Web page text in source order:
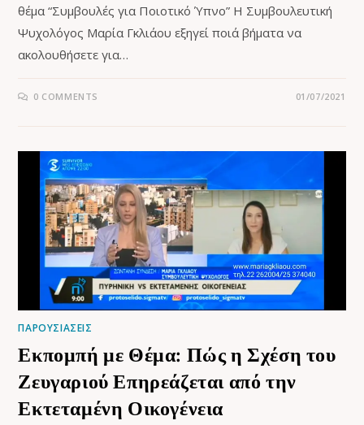
θέμα “Συμβουλές για Ποιοτικό Ύπνο” Η Συμβουλευτική
Ψυχολόγος Μαρία Γκλιάου εξηγεί ποιά βήματα να
ακολουθήσετε για…
0 COMMENTS 01/07/2021
ΠΑΡΟΥΣΙΑΣΕΙΣ
Εκπομπή με Θέμα: Πώς η Σχέση του
Ζευγαριού Επηρεάζεται από την
Εκτεταμένη Οικογένεια